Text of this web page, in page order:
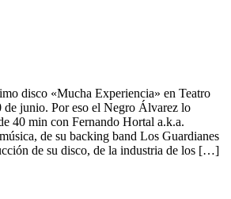
disco «Mucha Experiencia» en Teatro
de junio. Por eso el Negro Álvarez lo
40 min con Fernando Hortal a.k.a.
de su backing band Los Guardianes
de su disco, de la industria de los […]